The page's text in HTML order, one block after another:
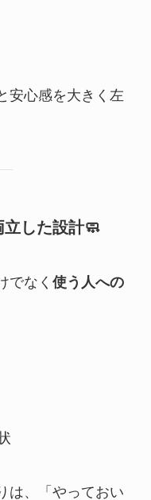
安心感を大きく左
した設計🧼
でなく 使う人への
は、「やっておい